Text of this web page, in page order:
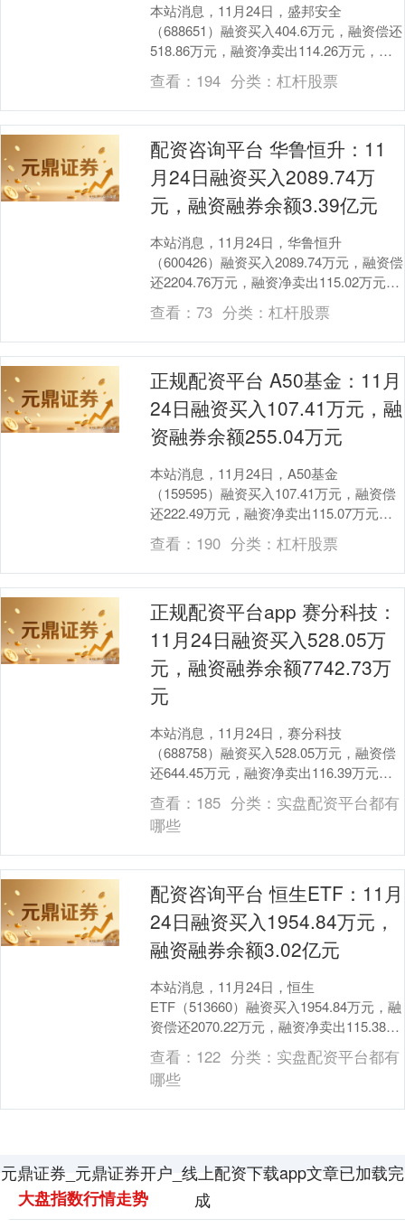
本站消息，11月24日，盛邦安全
（688651）融资买入404.6万元，融资偿还
518.86万元，融资净卖出114.26万元，融
资余额1.07亿元。 融券方面，....
查看： 194 分类： 杠杆股票
配资咨询平台 华鲁恒升：11
月24日融资买入2089.74万
元，融资融券余额3.39亿元
本站消息，11月24日，华鲁恒升
（600426）融资买入2089.74万元，融资偿
还2204.76万元，融资净卖出115.02万元配
资咨询平台，融资余额3.35....
查看：73 分类： 杠杆股票
正规配资平台 A50基金：11月
24日融资买入107.41万元，融
资融券余额255.04万元
本站消息，11月24日，A50基金
（159595）融资买入107.41万元，融资偿
还222.49万元，融资净卖出115.07万元，
融资余额255.04万元。 融....
查看： 190 分类： 杠杆股票
正规配资平台app 赛分科技：
11月24日融资买入528.05万
元，融资融券余额7742.73万
元
本站消息，11月24日，赛分科技
（688758）融资买入528.05万元，融资偿
还644.45万元，融资净卖出116.39万元，
融资余额7742.73万元，近2....
查看： 185 分类： 实盘配资平台都有
哪些
配资咨询平台 恒生ETF：11月
24日融资买入1954.84万元，
融资融券余额3.02亿元
本站消息，11月24日，恒生
ETF（513660）融资买入1954.84万元，融
资偿还2070.22万元，融资净卖出115.38万
元，融资余额3.02亿元配资咨....
查看： 122 分类： 实盘配资平台都有
哪些
元鼎证券_元鼎证券开户_线上配资下载app文章已加载完
成
大盘指数行情走势
3940.04 +39.68 +1.02%
深证成指 14311.01 +200.89 +1.42%
沪深300 4694.44 +43.13 +0.93%
1134.24 +11.37 +1.01%
3563.12 +47.56 +1.35%
基金指数 7242.10 +12.30 +0.17%